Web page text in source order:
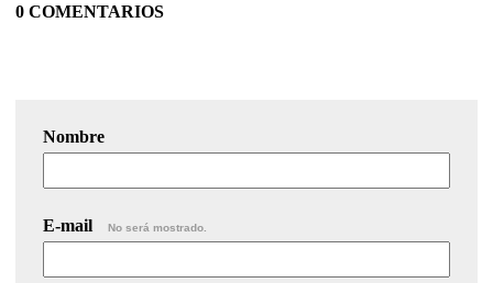
0 COMENTARIOS
Nombre
E-mail No será mostrado.